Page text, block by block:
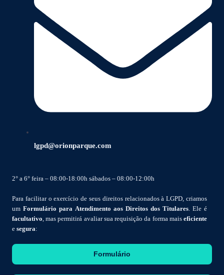
lgpd@orionparque.com
2° a 6° feira – 08:00-18:00h sábados – 08:00-12:00h
Para facilitar o exercício de seus direitos relacionados à LGPD, criamos
um Formulário para Atendimento aos Direitos dos Titulares . Ele é
facultativo , mas permitirá avaliar sua requisição da forma mais eficiente
e segura:
Formulário